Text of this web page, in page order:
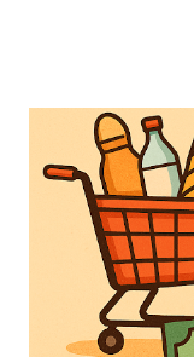
markt betekent dat
koopt bijvoorbeeld
steeds in en uit te
in, jaar uit. Het
hoe groter de kans
andere kant staat
proberen op het